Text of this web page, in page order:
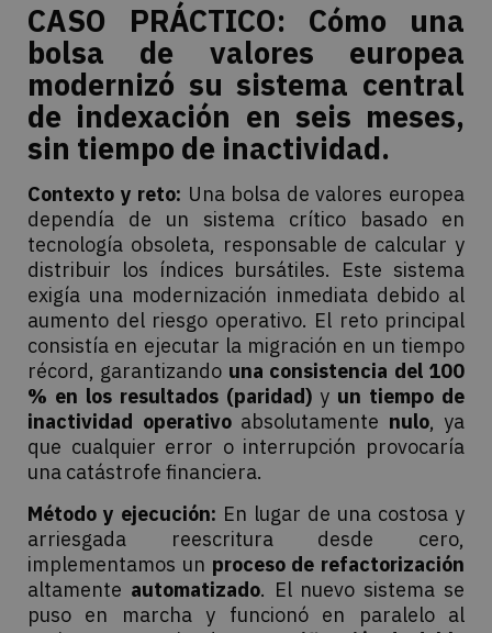
CASO PRÁCTICO: Cómo una
bolsa de valores europea
modernizó su sistema central
de indexación en seis meses,
sin tiempo de inactividad.
Contexto y reto: Una bolsa de valores europea
dependía de un sistema crítico basado en
tecnología obsoleta, responsable de calcular y
distribuir los índices bursátiles. Este sistema
exigía una modernización inmediata debido al
aumento del riesgo operativo. El reto principal
consistía en ejecutar la migración en un tiempo
récord, garantizando una consistencia del 100
% en los resultados (paridad) y un tiempo de
inactividad operativoabsolutamente nulo, ya
que cualquier error o interrupción provocaría
una catástrofe financiera.
Método y ejecución: En lugar de una costosa y
arriesgada reescritura desde cero,
implementamos un proceso de refactorización
altamente automatizado. El nuevo sistema se
puso en marcha y funcionó en paralelo al